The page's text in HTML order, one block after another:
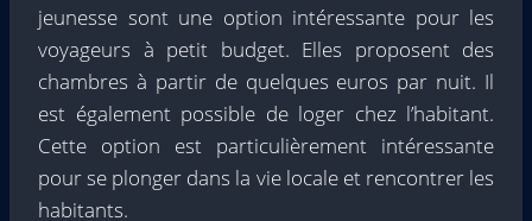
jeunesse sont une option intéressante pour les
voyageurs à petit budget. Elles proposent des
chambres à partir de quelques euros par nuit. Il
est également possible de loger chez l’habitant.
Cette option est particulièrement intéressante
pour se plonger dans la vie locale et rencontrer les
habitants.